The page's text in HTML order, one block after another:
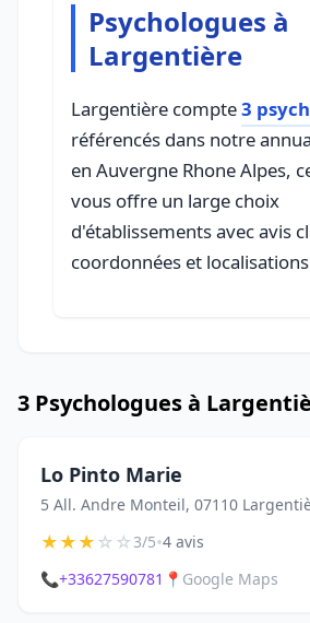
Psychologues à
Largentière
Largentière compte3
référencés dans notre
en Auvergne Rhone Alpes,
vous offre un large choix
d'établissements avec avis
coordonnées et
3 Psychologues à
Lo Pinto Marie
5 All. Andre Monteil, 07110
★★★☆☆3/5•4 avis
📞+33627590781 📍 Google Maps